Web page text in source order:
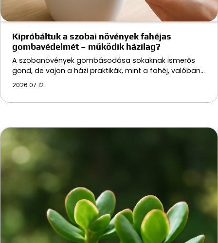
Kipróbáltuk a szobai növények fahéjas
gombavédelmét – működik házilag?
A szobanövények gombásodása sokaknak ismerős
gond, de vajon a házi praktikák, mint a fahéj, valóban…
2026.07.12.